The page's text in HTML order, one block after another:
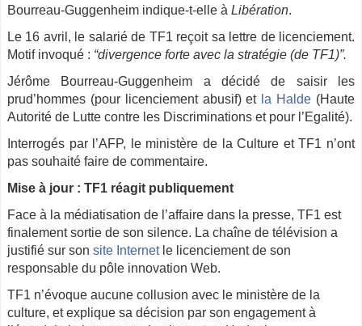
Bourreau-Guggenheim indique-t-elle à Libération.
Le 16 avril, le salarié de TF1 reçoit sa lettre de licenciement.
Motif invoqué : “divergence forte avec la stratégie (de TF1)”.
Jérôme Bourreau-Guggenheim a décidé de saisir les
prud’hommes (pour licenciement abusif) et la Halde (Haute
Autorité de Lutte contre les Discriminations et pour l’Egalité).
Interrogés par l’AFP, le ministère de la Culture et TF1 n’ont
pas souhaité faire de commentaire.
Mise à jour : TF1 réagit publiquement
Face à la médiatisation de l’affaire dans la presse, TF1 est
finalement sortie de son silence. La chaîne de télévision a
justifié sur son site Internetle licenciement de son
responsable du pôle innovation Web.
TF1 n’évoque aucune collusion avec le ministère de la
culture, et explique sa décision par son engagement à